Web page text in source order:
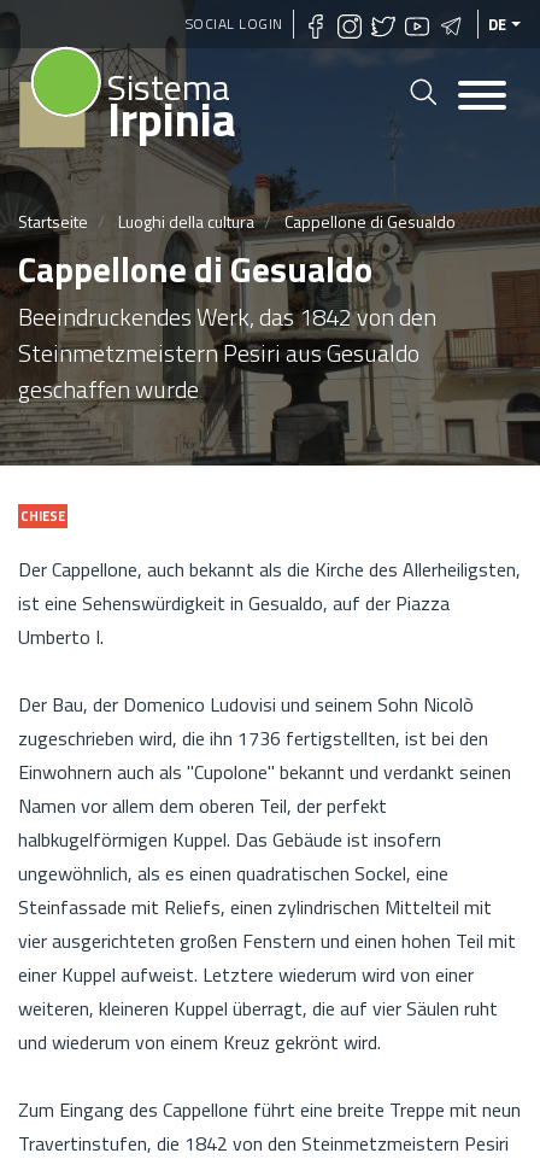
Direkt
zum
SOCIAL LOGIN DE
Sistema
Irpinia
Startseite Luoghi della cultura Cappellone di Gesualdo
Cappellone di Gesualdo
Beeindruckendes Werk, das 1842 von den
Steinmetzmeistern Pesiri aus Gesualdo
geschaffen wurde
CHIESE
Der Cappellone, auch bekannt als die Kirche des Allerheiligsten,
ist eine Sehenswürdigkeit in Gesualdo, auf der Piazza
Umberto I.
Der Bau, der Domenico Ludovisi und seinem Sohn Nicolò
zugeschrieben wird, die ihn 1736 fertigstellten, ist bei den
Einwohnern auch als "Cupolone" bekannt und verdankt seinen
Namen vor allem dem oberen Teil, der perfekt
halbkugelförmigen Kuppel. Das Gebäude ist insofern
ungewöhnlich, als es einen quadratischen Sockel, eine
Steinfassade mit Reliefs, einen zylindrischen Mittelteil mit
vier ausgerichteten großen Fenstern und einen hohen Teil mit
einer Kuppel aufweist. Letztere wiederum wird von einer
weiteren, kleineren Kuppel überragt, die auf vier Säulen ruht
und wiederum von einem Kreuz gekrönt wird.
Zum Eingang des Cappellone führt eine breite Treppe mit neun
Travertinstufen, die 1842 von den Steinmetzmeistern Pesiri